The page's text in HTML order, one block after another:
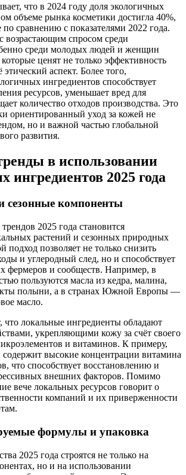
что в 2024 году доля экологичных
объеме рынка косметики достигла 40%,
сравнению с показателями 2022 года.
возрастающим спросом среди
среди молодых людей и женщин
которые ценят не только эффективность
аспект. Более того,
ингредиентов способствует
ресурсов, уменьшает вред для
количество отходов производства. Это
ориентированный уход за кожей не
но и важной частью глобальной
развития.
в использовании
ингредиентов 2025 года
сезонные компоненты
2025 года становится
растений и сезонных природных
подход позволяет не только снизить
и углеродный след, но и способствует
фермеров и сообществ. Например, в
пользуются масла из кедра, малина,
полыни, а в странах Южной Европы —
масло.
что локальные ингредиенты обладают
укрепляющими кожу за счёт своего
и витаминов. К примеру,
содержит высокие концентрации витаминa
что способствует восстановлению и
внешних факторов. Помимо
вече локальных ресурсов говорит о
компаний и их приверженности
формулы и упаковка
2025 года строятся не только на
но и на использовании